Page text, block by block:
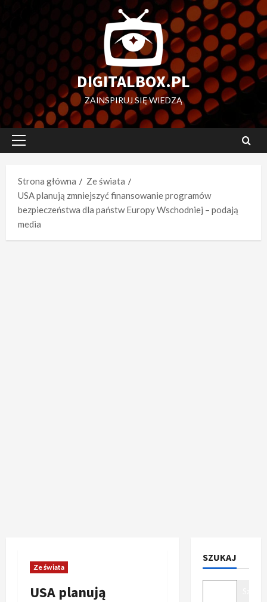
DIGITALBOX.PL
ZAINSPIRUJ SIĘ WIEDZĄ
Menu
Strona główna
Ze świata
USA planują zmniejszyć finansowanie programów
bezpieczeństwa dla państw Europy Wschodniej – podają
media
Ze świata
USA planują
SZUKAJ